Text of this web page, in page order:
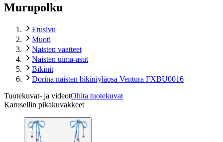
Murupolku
Etusivu
Muoti
Naisten vaatteet
Naisten uima-asut
Bikinit
Dorina naisten bikiniyläosa Ventura FXBU0016
Tuotekuvat- ja videotOhita tuotekuvat
Karusellin pikakuvakkeet